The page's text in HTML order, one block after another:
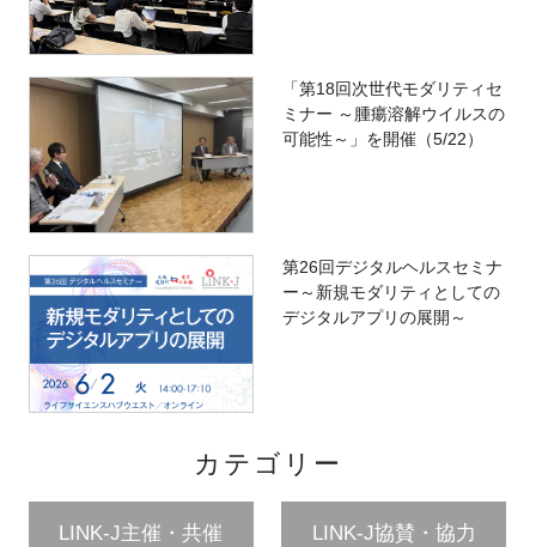
「第18回次世代モダリティセ
ミナー ～腫瘍溶解ウイルスの
可能性～」を開催（5/22）
第26回デジタルヘルスセミナ
ー～新規モダリティとしての
デジタルアプリの展開～
カテゴリー
LINK-J主催・共催 LINK-J協賛・協力